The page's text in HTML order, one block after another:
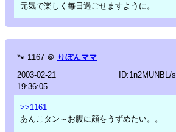
元気で楽しく毎日過ごせますように。
🐾 1167 ＠ りぼんママ
2003-02-21
19:36:05
ID:1n2MUNBL/s
>>1161
あんこタン～お腹に顔をうずめたい。。